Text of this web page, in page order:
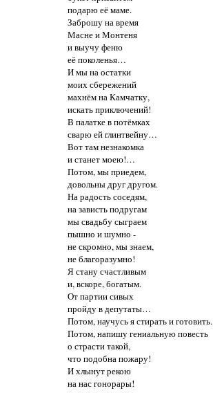
подарю её маме.
Заброшу на время
Масне и Монтеня
и выучу феню
её поколенья…
И мы на остатки
моих сбережений
махнём на Камчатку,
искать приключений!
В палатке в потёмках
сварю ей глинтвейну…
Вот там незнакомка
и станет моею!…
Потом, мы приедем,
довольны друг другом.
На радость соседям,
на зависть подругам
мы свадьбу сыграем
пышно и шумно -
не скромно, мы знаем,
не благоразумно!
Я стану счастливым
и, вскоре, богатым.
От партии сивых
пройду в депутаты…
Потом, научусь я стирать и готовить.
Потом, напишу гениальную повесть
о страсти такой,
что подобна пожару!
И хлынут рекою
на нас гонорары!